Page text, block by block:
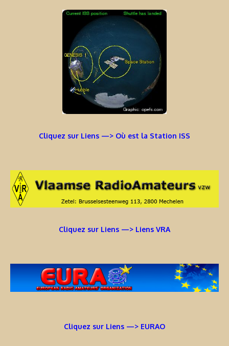
Cliquez sur Liens —> Où est la Station ISS
Cliquez sur Liens —> Liens VRA
Cliquez sur Liens —> EURAO